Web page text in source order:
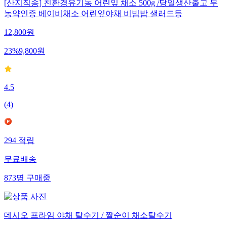
[산지직송] 친환경유기농 어린잎 채소 500g /당일생산출고 무
농약인증 베이비채소 어린잎야채 비빔밥 샐러드등
12,800원
23%9,800원
4.5
(4)
294적립
무료배송
873명구매중
데시오 프라임 야채 탈수기 / 짤순이 채소탈수기